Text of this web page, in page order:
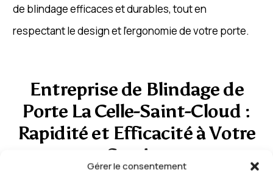
Gérer le consentement
de blindage efficaces et durables, tout en
respectant le design et l’ergonomie de votre porte.
Entreprise de Blindage de
Porte La Celle-Saint-Cloud :
Rapidité et Efficacité à Votre
Service